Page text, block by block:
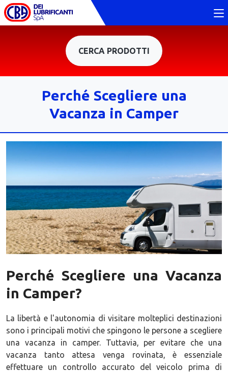
CERCA PRODOTTI
Perché Scegliere una
Vacanza in Camper
Perché Scegliere una Vacanza
in Camper?
La libertà e l'autonomia di visitare molteplici destinazioni
sono i principali motivi che spingono le persone a scegliere
una vacanza in camper. Tuttavia, per evitare che una
vacanza tanto attesa venga rovinata, è essenziale
effettuare un controllo accurato del veicolo prima di